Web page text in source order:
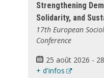
Strengthening
Solidarity, and
17th European
Conference
25 août 2026 -
+ d'infos